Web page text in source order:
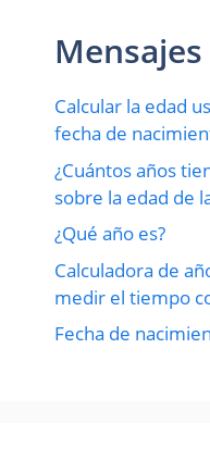
Calcular la edad
fecha de
¿Cuántos años
sobre la edad de
¿Qué año es?
Calculadora de
medir el tiempo
Fecha de